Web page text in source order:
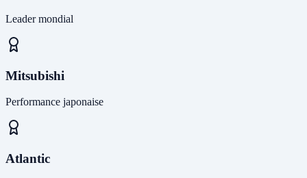
Leader mondial
Mitsubishi
Performance japonaise
Atlantic